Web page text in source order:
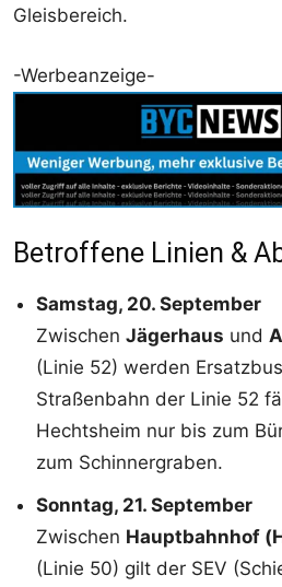
Gleisbereich.
-Werbeanzeige-
Betroffene Linien &
Samstag, 20. September
Zwischen Jägerhaus und
(Linie 52) werden
Straßenbahn der Linie 52
Hechtsheim nur bis zum
zum Schinnergraben.
Sonntag, 21. September
Zwischen Hauptbahnhof
(Linie 50) gilt der SEV